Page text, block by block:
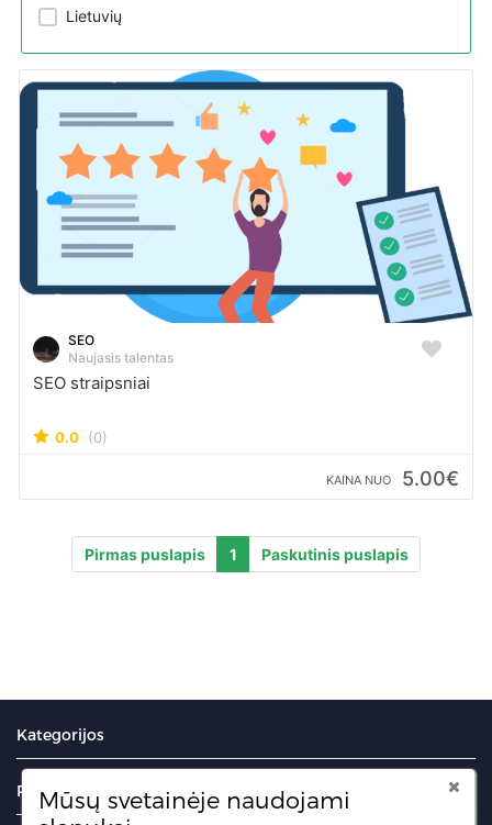
Lietuvių
SEO
Naujasis talentas
SEO straipsniai
0.0 (0)
KAINA NUO 5.00€
Pirmas puslapis 1 Paskutinis puslapis
Kategorijos
Portalas
Mūsų svetainėje naudojami